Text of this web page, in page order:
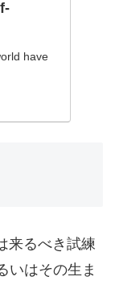
have
来るべき試練
いはその生ま